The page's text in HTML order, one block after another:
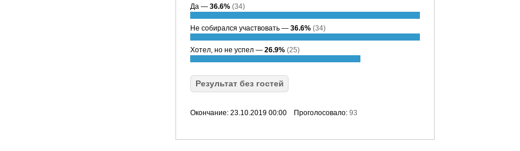
Да —36.6% (34)
Не собирался участвовать —36.6% (34)
Хотел, но не успел —26.9% (25)
Результат без гостей
Окончание: 23.10.2019 00:00 Проголосовало:93